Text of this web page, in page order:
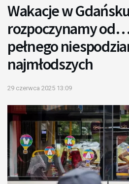
Wakacje w Gdańsku
rozpoczynamy
pełnego
najmłodszych
29 czerwca 2025 13:09